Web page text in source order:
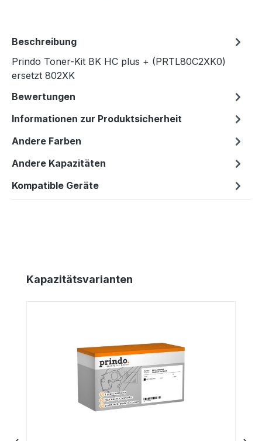
Beschreibung
Prindo Toner-Kit BK HC plus + (PRTL80C2XK0)
ersetzt 802XK
Bewertungen
Informationen zur Produktsicherheit
Andere Farben
Andere Kapazitäten
Kompatible Geräte
Produktgalerie überspringen
Kapazitätsvarianten